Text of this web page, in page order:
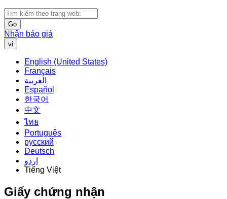
Go
Nhận báo giá
vi
English (United States)
Français
العربية
Español
한국어
中文
ไทย
Português
русский
Deutsch
اردو
Tiếng Việt
Giấy chứng nhận